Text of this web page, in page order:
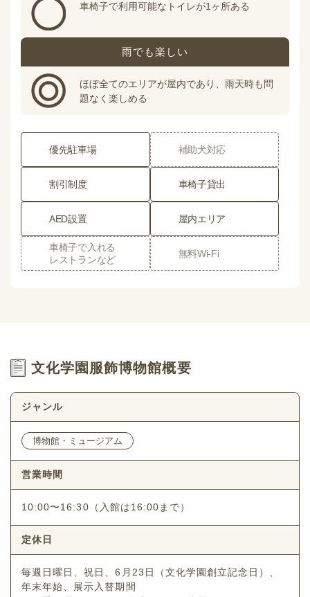
車椅子で利用可能なトイレが1ヶ所ある
雨でも楽しい
ほぼ全てのエリアが屋内であり、雨天時も問
題なく楽しめる
優先駐車場 補助犬対応
割引制度 車椅子貸出
AED設置 屋内エリア
車椅子で入れる
レストランなど
無料Wi-Fi
文化学園服飾博物館概要
ジャンル
博物館・ミュージアム
営業時間
10:00〜16:30（入館は16:00まで）
定休日
毎週日曜日、祝日、6月23日（文化学園創立記念日）、
年末年始、展示入替期間